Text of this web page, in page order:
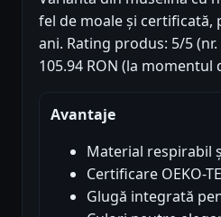
fel de moale și
ani. Rating produs: 5/5
105.94 RON (la momentul
Avantaje
Material respirabil
Certificare OEKO-
Glugă integrată